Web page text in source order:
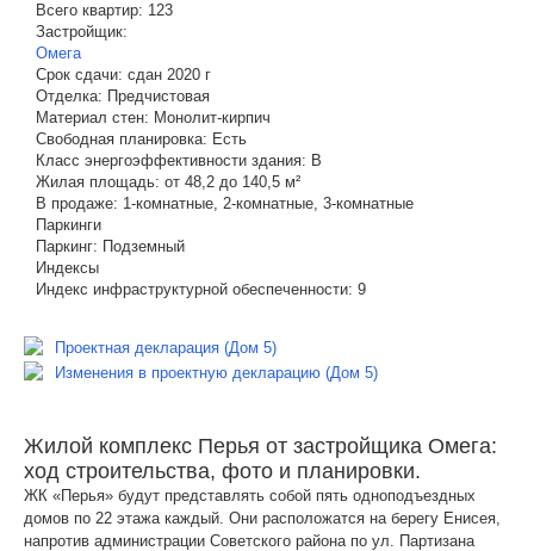
Всего квартир: 123
Застройщик:
Омега
Срок сдачи: сдан 2020 г
Отделка: Предчистовая
Материал стен: Монолит-кирпич
Свободная планировка: Есть
Класс энергоэффективности здания: B
Жилая площадь: от 48,2 до 140,5 м²
В продаже: 1-комнатные, 2-комнатные, 3-комнатные
Паркинги
Паркинг: Подземный
Индексы
Индекс инфраструктурной обеспеченности: 9
Проектная декларация (Дом 5)
Изменения в проектную декларацию (Дом 5)
Жилой комплекс Перья от застройщика Омега:
ход строительства, фото и планировки.
ЖК «Перья» будут представлять собой пять одноподъездных
домов по 22 этажа каждый. Они расположатся на берегу Енисея,
напротив администрации Советского района по ул. Партизана